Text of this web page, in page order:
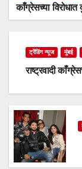
काँग्रेसच्या
ट्रेंडिंग न्यूज मुंबई
राष्ट्रवादी